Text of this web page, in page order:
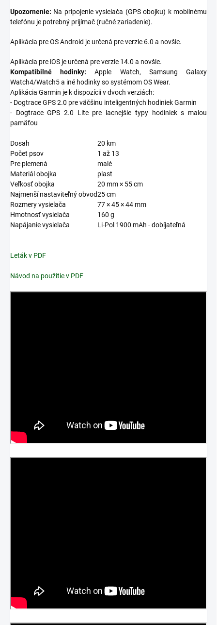
Upozornenie: Na pripojenie vysielača (GPS obojku) k mobilnému
telefónu je potrebný prijímač (ručné zariadenie).
Aplikácia pre OS Android je určená pre verzie 6.0 a novšie.
Aplikácia pre iOS je určená pre verzie 14.0 a novšie.
Kompatibilné hodinky:Apple Watch, Samsung Galaxy
Watch4/Watch5 a iné hodinky so systémom OS Wear.
Aplikácia Garmin je k dispozícii v dvoch verziách:
- Dogtrace GPS 2.0 pre väčšinu inteligentných hodiniek Garmin
- Dogtrace GPS 2.0 Lite pre lacnejšie typy hodiniek s malou
pamäťou
Dosah
20 km
Počet psov
1 až 13
Pre plemená
malé
Materiál obojka
plast
Veľkosť obojka
20 mm × 55 cm
Najmenší nastaviteľný obvod25 cm
Rozmery vysielača
77 × 45 × 44 mm
Hmotnosť vysielača
160 g
Napájanie vysielača
Li-Pol 1900 mAh - dobíjateľná
Leták v PDF
Návod na použitie v PDF